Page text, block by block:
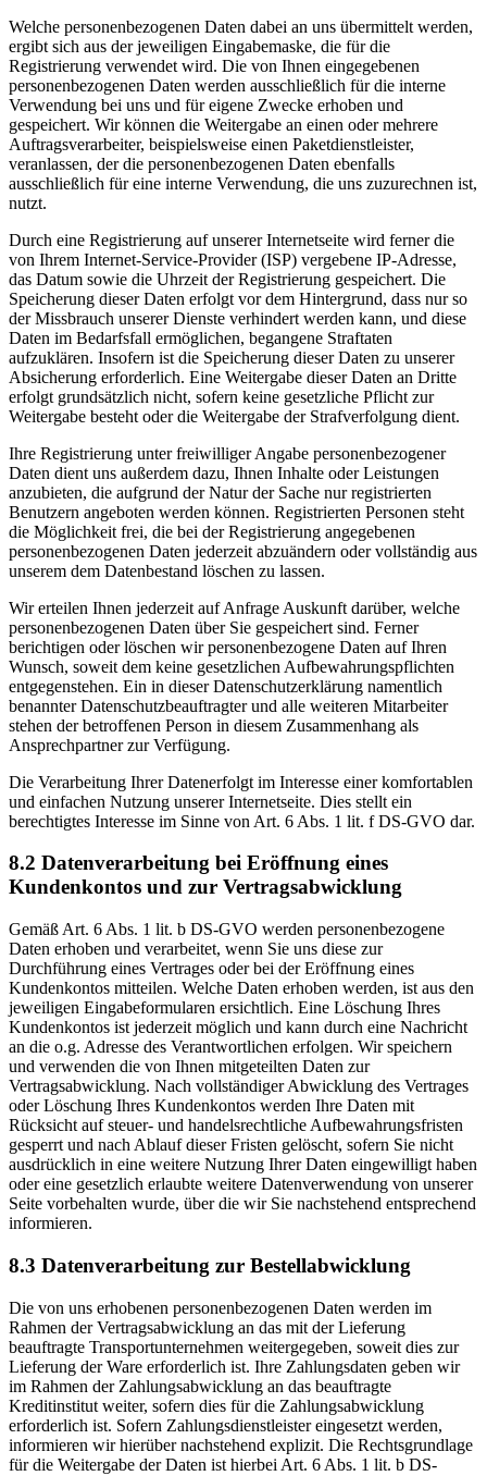
Welche personenbezogenen Daten dabei an uns übermittelt werden,
ergibt sich aus der jeweiligen Eingabemaske, die für die
Registrierung verwendet wird. Die von Ihnen eingegebenen
personenbezogenen Daten werden ausschließlich für die interne
Verwendung bei uns und für eigene Zwecke erhoben und
gespeichert. Wir können die Weitergabe an einen oder mehrere
Auftragsverarbeiter, beispielsweise einen Paketdienstleister,
veranlassen, der die personenbezogenen Daten ebenfalls
ausschließlich für eine interne Verwendung, die uns zuzurechnen ist,
nutzt.
Durch eine Registrierung auf unserer Internetseite wird ferner die
von Ihrem Internet-Service-Provider (ISP) vergebene IP-Adresse,
das Datum sowie die Uhrzeit der Registrierung gespeichert. Die
Speicherung dieser Daten erfolgt vor dem Hintergrund, dass nur so
der Missbrauch unserer Dienste verhindert werden kann, und diese
Daten im Bedarfsfall ermöglichen, begangene Straftaten
aufzuklären. Insofern ist die Speicherung dieser Daten zu unserer
Absicherung erforderlich. Eine Weitergabe dieser Daten an Dritte
erfolgt grundsätzlich nicht, sofern keine gesetzliche Pflicht zur
Weitergabe besteht oder die Weitergabe der Strafverfolgung dient.
Ihre Registrierung unter freiwilliger Angabe personenbezogener
Daten dient uns außerdem dazu, Ihnen Inhalte oder Leistungen
anzubieten, die aufgrund der Natur der Sache nur registrierten
Benutzern angeboten werden können. Registrierten Personen steht
die Möglichkeit frei, die bei der Registrierung angegebenen
personenbezogenen Daten jederzeit abzuändern oder vollständig aus
unserem dem Datenbestand löschen zu lassen.
Wir erteilen Ihnen jederzeit auf Anfrage Auskunft darüber, welche
personenbezogenen Daten über Sie gespeichert sind. Ferner
berichtigen oder löschen wir personenbezogene Daten auf Ihren
Wunsch, soweit dem keine gesetzlichen Aufbewahrungspflichten
entgegenstehen. Ein in dieser Datenschutzerklärung namentlich
benannter Datenschutzbeauftragter und alle weiteren Mitarbeiter
stehen der betroffenen Person in diesem Zusammenhang als
Ansprechpartner zur Verfügung.
Die Verarbeitung Ihrer Datenerfolgt im Interesse einer komfortablen
und einfachen Nutzung unserer Internetseite. Dies stellt ein
berechtigtes Interesse im Sinne von Art. 6 Abs. 1 lit. f DS-GVO dar.
8.2 Datenverarbeitung bei Eröffnung eines
Kundenkontos und zur Vertragsabwicklung
Gemäß Art. 6 Abs. 1 lit. b DS-GVO werden personenbezogene
Daten erhoben und verarbeitet, wenn Sie uns diese zur
Durchführung eines Vertrages oder bei der Eröffnung eines
Kundenkontos mitteilen. Welche Daten erhoben werden, ist aus den
jeweiligen Eingabeformularen ersichtlich. Eine Löschung Ihres
Kundenkontos ist jederzeit möglich und kann durch eine Nachricht
an die o.g. Adresse des Verantwortlichen erfolgen. Wir speichern
und verwenden die von Ihnen mitgeteilten Daten zur
Vertragsabwicklung. Nach vollständiger Abwicklung des Vertrages
oder Löschung Ihres Kundenkontos werden Ihre Daten mit
Rücksicht auf steuer- und handelsrechtliche Aufbewahrungsfristen
gesperrt und nach Ablauf dieser Fristen gelöscht, sofern Sie nicht
ausdrücklich in eine weitere Nutzung Ihrer Daten eingewilligt haben
oder eine gesetzlich erlaubte weitere Datenverwendung von unserer
Seite vorbehalten wurde, über die wir Sie nachstehend entsprechend
informieren.
8.3 Datenverarbeitung zur Bestellabwicklung
Die von uns erhobenen personenbezogenen Daten werden im
Rahmen der Vertragsabwicklung an das mit der Lieferung
beauftragte Transportunternehmen weitergegeben, soweit dies zur
Lieferung der Ware erforderlich ist. Ihre Zahlungsdaten geben wir
im Rahmen der Zahlungsabwicklung an das beauftragte
Kreditinstitut weiter, sofern dies für die Zahlungsabwicklung
erforderlich ist. Sofern Zahlungsdienstleister eingesetzt werden,
informieren wir hierüber nachstehend explizit. Die Rechtsgrundlage
für die Weitergabe der Daten ist hierbei Art. 6 Abs. 1 lit. b DS-